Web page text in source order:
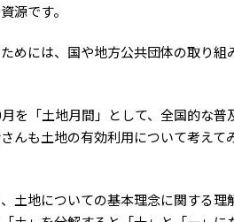
源です。
めには、国や地方公共団体の取り
を「土地月間」として、全国的な
んも土地の有効利用について考えて
土地についての基本理念に関する